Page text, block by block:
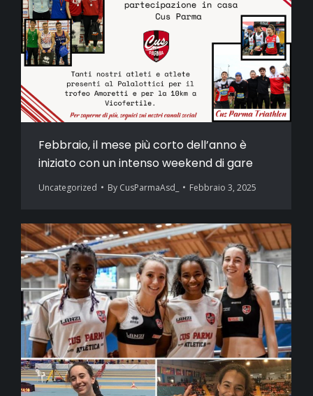
Febbraio, il mese più corto dell’anno è
iniziato con un intenso weekend di gare
Uncategorized By CusParmaAsd_ Febbraio 3, 2025